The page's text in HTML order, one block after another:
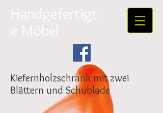
Handgefertigt
e Möbel
Kiefernholzschrank mit zwei
Blättern und Schublade